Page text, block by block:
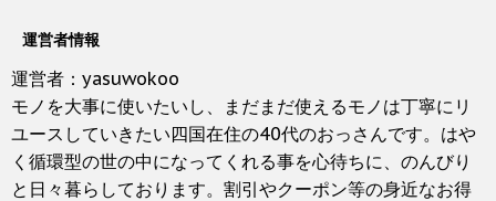
運営者情報
運営者：yasuwokoo
モノを大事に使いたいし、まだまだ使えるモノは丁寧にリ
ユースしていきたい四国在住の40代のおっさんです。はや
く循環型の世の中になってくれる事を心待ちに、のんびり
と日々暮らしております。割引やクーポン等の身近なお得